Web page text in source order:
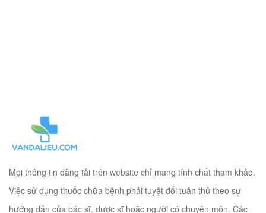
Mọi thông tin đăng tải trên website chỉ mang tính chất tham khảo.
Việc sử dụng thuốc chữa bệnh phải tuyệt đối tuân thủ theo sự
hướng dẫn của bác sĩ, dược sĩ hoặc người có chuyên môn. Các